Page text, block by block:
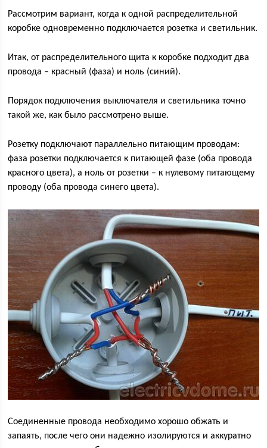
Рассмотрим вариант, когда к одной распределительной
коробке одновременно подключается розетка и светильник.
Итак, от распределительного щита к коробке подходит два
провода – красный (фаза) и ноль (синий).
Порядок подключения выключателя и светильника точно
такой же, как было рассмотрено выше.
Розетку подключают параллельно питающим проводам:
фаза розетки подключается к питающей фазе (оба провода
красного цвета), а ноль от розетки – к нулевому питающему
проводу (оба провода синего цвета).
Соединенные провода необходимо хорошо обжать и
запаять, после чего они надежно изолируются и аккуратно